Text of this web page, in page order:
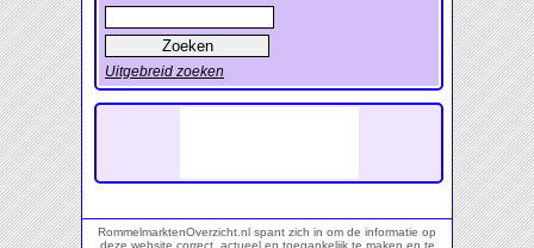
Uitgebreid zoeken
RommelmarktenOverzicht.nl spant zich in om de informatie op